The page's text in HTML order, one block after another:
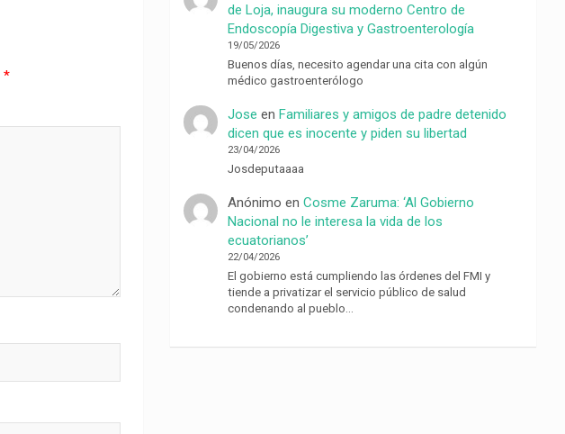
*
de Loja, inaugura su moderno Centro de
Endoscopía Digestiva y Gastroenterología
19/05/2026
Buenos días, necesito agendar una cita con algún
médico gastroenterólogo
Jose enFamiliares y amigos de padre detenido
dicen que es inocente y piden su libertad
23/04/2026
Josdeputaaaa
Anónimo enCosme Zaruma: ‘Al Gobierno
Nacional no le interesa la vida de los
ecuatorianos’
22/04/2026
El gobierno está cumpliendo las órdenes del FMI y
tiende a privatizar el servicio público de salud
condenando al pueblo…